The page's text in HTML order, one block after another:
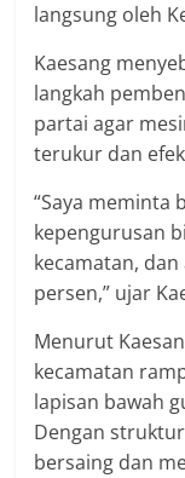
langsung oleh
Kaesang
langkah
partai agar
terukur dan
“Saya meminta
kepengurusan
kecamatan,
persen,” ujar
Menurut
kecamatan
lapisan bawah
Dengan
bersaing dan